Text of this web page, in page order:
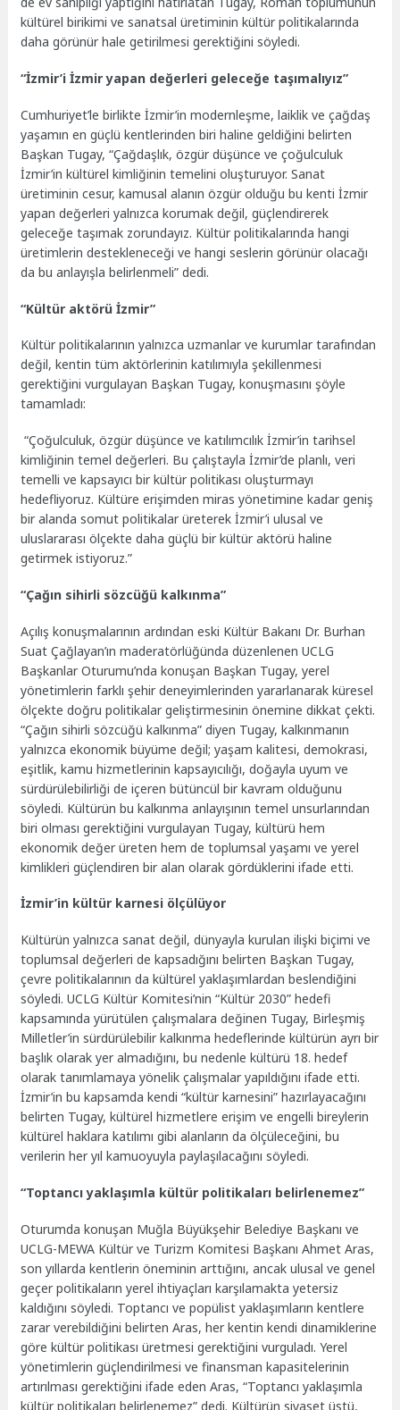
kültürel birikimi ve sanatsal üretiminin kültür politikalarında
daha görünür hale getirilmesi gerektiğini söyledi.
“İzmir’i İzmir yapan değerleri geleceğe taşımalıyız”
Cumhuriyet’le birlikte İzmir’in modernleşme, laiklik ve çağdaş
yaşamın en güçlü kentlerinden biri haline geldiğini belirten
Başkan Tugay, “Çağdaşlık, özgür düşünce ve çoğulculuk
İzmir’in kültürel kimliğinin temelini oluşturuyor. Sanat
üretiminin cesur, kamusal alanın özgür olduğu bu kenti İzmir
yapan değerleri yalnızca korumak değil, güçlendirerek
geleceğe taşımak zorundayız. Kültür politikalarında hangi
üretimlerin destekleneceği ve hangi seslerin görünür olacağı
da bu anlayışla belirlenmeli” dedi.
“Kültür aktörü İzmir”
Kültür politikalarının yalnızca uzmanlar ve kurumlar tarafından
değil, kentin tüm aktörlerinin katılımıyla şekillenmesi
gerektiğini vurgulayan Başkan Tugay, konuşmasını şöyle
tamamladı:
“Çoğulculuk, özgür düşünce ve katılımcılık İzmir’in tarihsel
kimliğinin temel değerleri. Bu çalıştayla İzmir’de planlı, veri
temelli ve kapsayıcı bir kültür politikası oluşturmayı
hedefliyoruz. Kültüre erişimden miras yönetimine kadar geniş
bir alanda somut politikalar üreterek İzmir’i ulusal ve
uluslararası ölçekte daha güçlü bir kültür aktörü haline
getirmek istiyoruz.”
“Çağın sihirli sözcüğü kalkınma”
Açılış konuşmalarının ardından eski Kültür Bakanı Dr. Burhan
Suat Çağlayan’ın maderatörlüğünda düzenlenen UCLG
Başkanlar Oturumu’nda konuşan Başkan Tugay, yerel
yönetimlerin farklı şehir deneyimlerinden yararlanarak küresel
ölçekte doğru politikalar geliştirmesinin önemine dikkat çekti.
“Çağın sihirli sözcüğü kalkınma” diyen Tugay, kalkınmanın
yalnızca ekonomik büyüme değil; yaşam kalitesi, demokrasi,
eşitlik, kamu hizmetlerinin kapsayıcılığı, doğayla uyum ve
sürdürülebilirliği de içeren bütüncül bir kavram olduğunu
söyledi. Kültürün bu kalkınma anlayışının temel unsurlarından
biri olması gerektiğini vurgulayan Tugay, kültürü hem
ekonomik değer üreten hem de toplumsal yaşamı ve yerel
kimlikleri güçlendiren bir alan olarak gördüklerini ifade etti.
İzmir’in kültür karnesi ölçülüyor
Kültürün yalnızca sanat değil, dünyayla kurulan ilişki biçimi ve
toplumsal değerleri de kapsadığını belirten Başkan Tugay,
çevre politikalarının da kültürel yaklaşımlardan beslendiğini
söyledi. UCLG Kültür Komitesi’nin “Kültür 2030” hedefi
kapsamında yürütülen çalışmalara değinen Tugay, Birleşmiş
Milletler’in sürdürülebilir kalkınma hedeflerinde kültürün ayrı bir
başlık olarak yer almadığını, bu nedenle kültürü 18. hedef
olarak tanımlamaya yönelik çalışmalar yapıldığını ifade etti.
İzmir’in bu kapsamda kendi “kültür karnesini” hazırlayacağını
belirten Tugay, kültürel hizmetlere erişim ve engelli bireylerin
kültürel haklara katılımı gibi alanların da ölçüleceğini, bu
verilerin her yıl kamuoyuyla paylaşılacağını söyledi.
“Toptancı yaklaşımla kültür politikaları belirlenemez”
Oturumda konuşan Muğla Büyükşehir Belediye Başkanı ve
UCLG-MEWA Kültür ve Turizm Komitesi Başkanı Ahmet Aras,
son yıllarda kentlerin öneminin arttığını, ancak ulusal ve genel
geçer politikaların yerel ihtiyaçları karşılamakta yetersiz
kaldığını söyledi. Toptancı ve popülist yaklaşımların kentlere
zarar verebildiğini belirten Aras, her kentin kendi dinamiklerine
göre kültür politikası üretmesi gerektiğini vurguladı. Yerel
yönetimlerin güçlendirilmesi ve finansman kapasitelerinin
artırılması gerektiğini ifade eden Aras, “Toptancı yaklaşımla
kültür politikaları belirlenemez” dedi. Kültürün siyaset üstü,